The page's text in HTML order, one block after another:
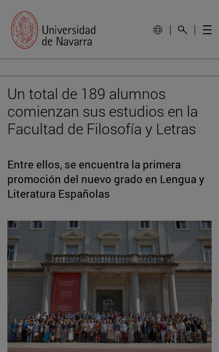
Un total de 189 alumnos
comienzan sus estudios en la
Facultad de Filosofía y Letras
Entre ellos, se encuentra la primera
promoción del nuevo grado en Lengua y
Literatura Españolas